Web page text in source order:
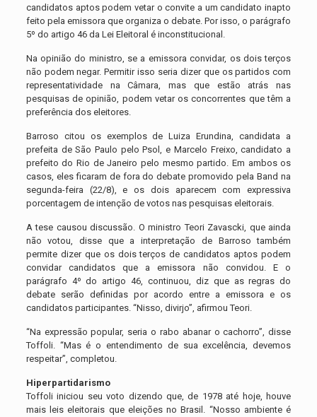
candidatos aptos podem vetar o convite a um candidato inapto
feito pela emissora que organiza o debate. Por isso, o parágrafo
5º do artigo 46 da Lei Eleitoral é inconstitucional.
Na opinião do ministro, se a emissora convidar, os dois terços
não podem negar. Permitir isso seria dizer que os partidos com
representatividade na Câmara, mas que estão atrás nas
pesquisas de opinião, podem vetar os concorrentes que têm a
preferência dos eleitores.
Barroso citou os exemplos de Luiza Erundina, candidata a
prefeita de São Paulo pelo Psol, e Marcelo Freixo, candidato a
prefeito do Rio de Janeiro pelo mesmo partido. Em ambos os
casos, eles ficaram de fora do debate promovido pela Band na
segunda-feira (22/8), e os dois aparecem com expressiva
porcentagem de intenção de votos nas pesquisas eleitorais.
A tese causou discussão. O ministro Teori Zavascki, que ainda
não votou, disse que a interpretação de Barroso também
permite dizer que os dois terços de candidatos aptos podem
convidar candidatos que a emissora não convidou. E o
parágrafo 4º do artigo 46, continuou, diz que as regras do
debate serão definidas por acordo entre a emissora e os
candidatos participantes. “Nisso, divirjo”, afirmou Teori.
“Na expressão popular, seria o rabo abanar o cachorro”, disse
Toffoli. “Mas é o entendimento de sua excelência, devemos
respeitar”, completou.
Hiperpartidarismo
Toffoli iniciou seu voto dizendo que, de 1978 até hoje, houve
mais leis eleitorais que eleições no Brasil. “Nosso ambiente é